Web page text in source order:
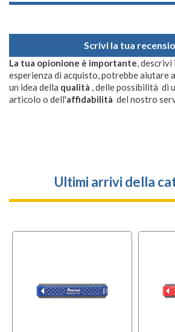
Scrivi la tua
La tua opionione è importante,
esperienza di acquisto, potrebbe aiutare
un idea della qualità , delle possibilità di
articolo o dell'affidabilità del nostro
Ultimi arrivi della